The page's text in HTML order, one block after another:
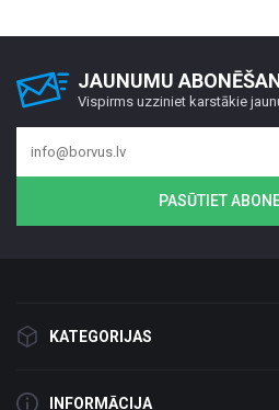
JAUNUMU
Vispirms uzziniet karstākie
PASŪTIET
KATEGORIJAS
INFORMĀCIJA